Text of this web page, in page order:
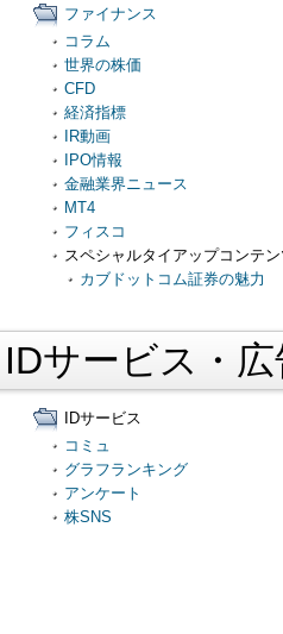
ファイナンス
コラム
世界の株価
CFD
経済指標
IR動画
IPO情報
金融業界ニュース
MT4
フィスコ
スペシャルタイアップコンテ
カブドットコム証券の魅力
サービス・
IDサービス
コミュ
グラフランキング
アンケート
株SNS